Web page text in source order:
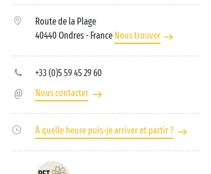
Route de la Plage
40440 Ondres- France Nous trouver
+33 (0)5 59 45 29 60
Nous contacter
À quelle heure puis-je arriver et partir ?